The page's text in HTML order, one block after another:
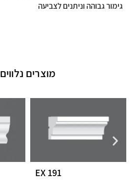
גימור גבוהה וניתנים לצביעה
מוצרים נלווים
EX 191